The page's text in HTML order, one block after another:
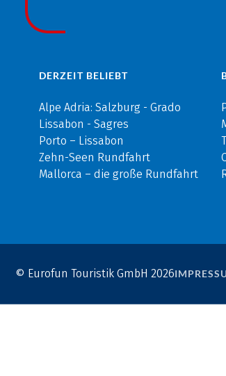
DERZEIT BELIEBT
Alpe Adria: Salzburg - Grado
Lissabon - Sagres
Porto – Lissabon
Zehn-Seen Rundfahrt
Mallorca – die große Rundfahrt
© Eurofun Touristik GmbH 2026